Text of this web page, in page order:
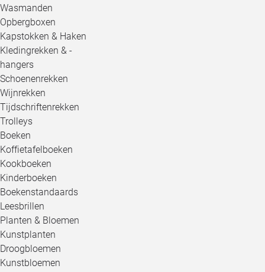
Wasmanden
Opbergboxen
Kapstokken & Haken
Kledingrekken & -
hangers
Schoenenrekken
Wijnrekken
Tijdschriftenrekken
Trolleys
Boeken
Koffietafelboeken
Kookboeken
Kinderboeken
Boekenstandaards
Leesbrillen
Planten & Bloemen
Kunstplanten
Droogbloemen
Kunstbloemen